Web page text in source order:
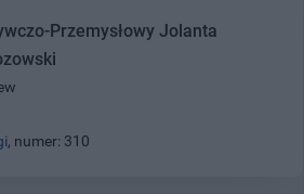
Przemysłowy Jolanta
, numer: 310